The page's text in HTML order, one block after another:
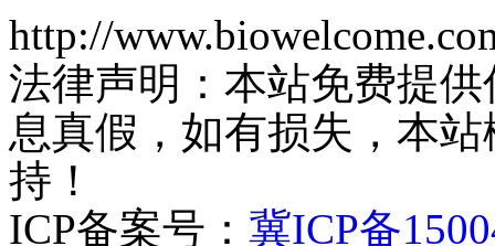
http://
法律声明：本站免费提
息真假，如有损失，本
持！
ICP备案号： 冀ICP备